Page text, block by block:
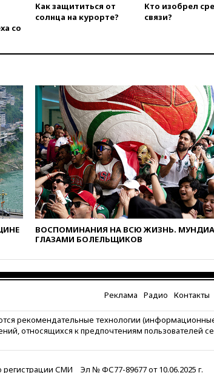
инфраструктуре
ранены в ходе атаки
Белгород
вчера, 09:09
ночь сбито 153
БПЛА
вчера, 08:50Состояние
здоровья Джо Байдена
ухудшилось
вчера, 07:40OpenAI
приостановила выпуск
Astra из-за
рисков
обнаружили затонувшее
судно древнеримских
вчера, 05:10 «Одиссея»
Нолана собрала в
прокате свыше $1 млрд
вчера, 02:22 Собянин
строительства
в Москве
со
Как защититься от
солнца на курорте?
Кто изобрел
связи?
ВОСПОМИНАНИЯ НА ВСЮ ЖИЗНЬ.
ГЛАЗАМИ БОЛЕЛЬЩИКОВ
Реклама Радио Контакты
рекомендательные технологии
относящихся к предпочтениям пользователей
регистрации СМИ Эл № ФС77-89677 от 10.06.2025 г.